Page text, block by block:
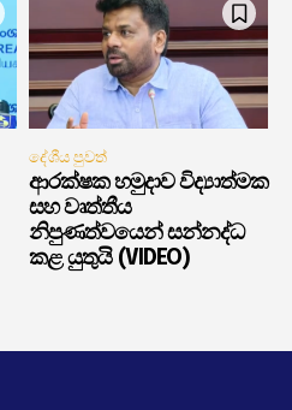
දේශීය පුවත්
ආරක්ෂක හමුදාව විද්‍යාත්මක
සහ වෘත්තීය
නිපුණත්වයෙන් සන්නද්ධ
කළ යුතුයි (VIDEO)